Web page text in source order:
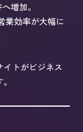
増加。
業効率が大幅に
イトがビジネス